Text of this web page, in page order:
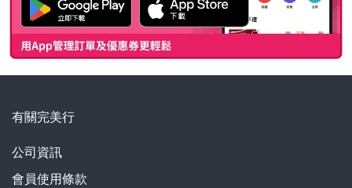
有關完美行
公司資訊
會員使用條款